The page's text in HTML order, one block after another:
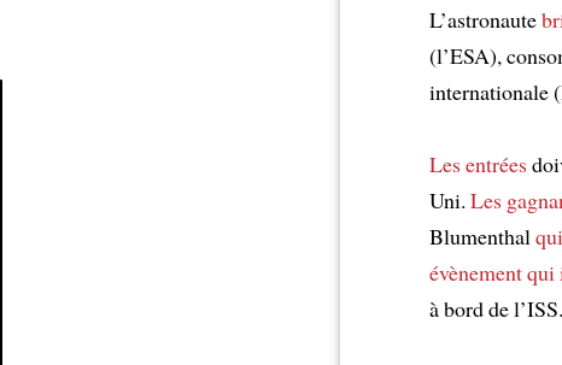
L’astronaute
(l’ESA),
internationale
Les entrées
Uni. Les
Blumenthal
évènementqui
à bord de l’ISS.